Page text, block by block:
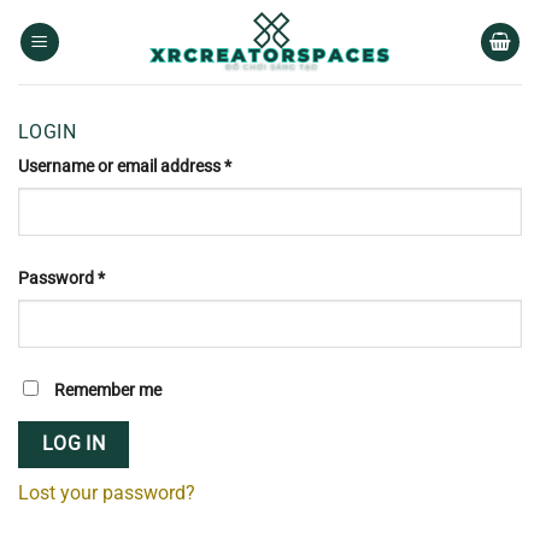
LOGIN
Username or email address*
Password*
Remember me
LOG IN
Lost your password?